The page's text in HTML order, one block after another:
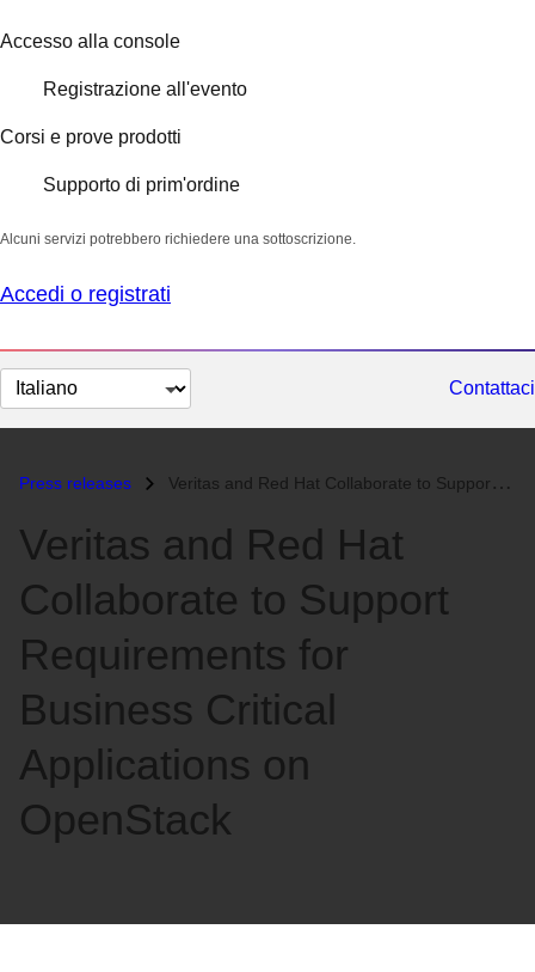
Accesso alla console
Registrazione all'evento
Corsi e prove prodotti
Supporto di prim'ordine
Alcuni servizi potrebbero richiedere una sottoscrizione.
Accedi o registrati
Cambia
lingua
Contattaci
Press releases Veritas and Red Hat Collaborate to Support Requirements for Business C...
Veritas and Red Hat
Collaborate to Support
Requirements for
Business Critical
Applications on
OpenStack